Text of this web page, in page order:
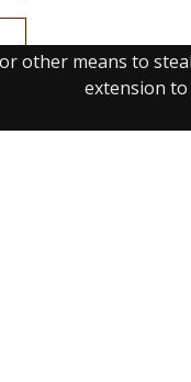
other means to
extension to